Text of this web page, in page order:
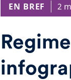
EN BREF 2